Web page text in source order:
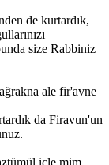
de kurtardık,
size Rabbiniz
ale fir'avne
da Firavun'un